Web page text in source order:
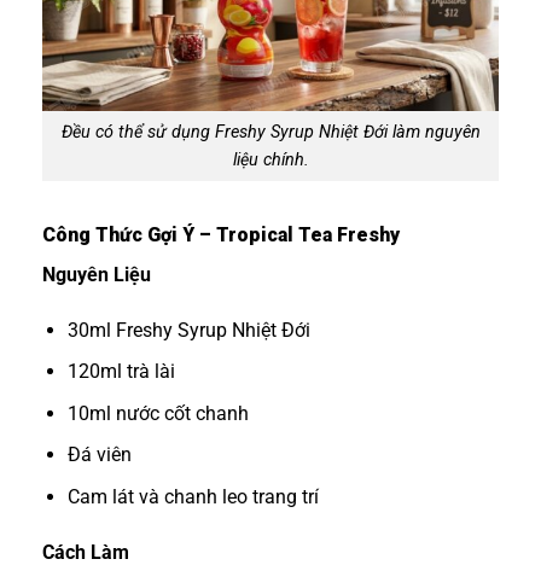
Đều có thể sử dụng Freshy Syrup Nhiệt Đới làm nguyên
liệu chính.
Công Thức Gợi Ý – Tropical Tea Freshy
Nguyên Liệu
30ml Freshy Syrup Nhiệt Đới
120ml trà lài
10ml nước cốt chanh
Đá viên
Cam lát và chanh leo trang trí
Cách Làm